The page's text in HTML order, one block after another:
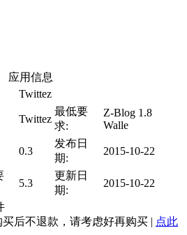
应用信息
Twittez
Twittez
最低要
求:
Z-Blog 1.8
Walle
0.3
发布日
期:
2015-10-22
5.3
更新日
期:
2015-10-22
后不退款，请考虑好再购买 | 点此